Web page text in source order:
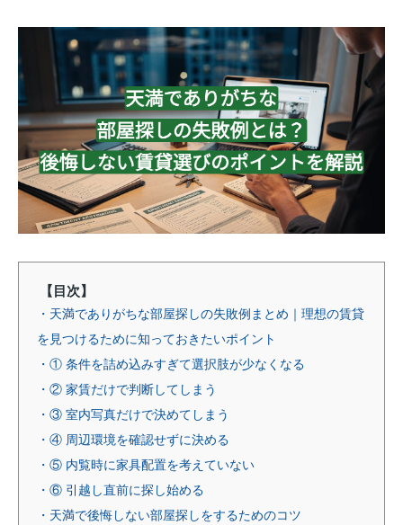
【目次】
・天満でありがちな部屋探しの失敗例まとめ｜理想の賃貸
を見つけるために知っておきたいポイント
・① 条件を詰め込みすぎて選択肢が少なくなる
・② 家賃だけで判断してしまう
・③ 室内写真だけで決めてしまう
・④ 周辺環境を確認せずに決める
・⑤ 内覧時に家具配置を考えていない
・⑥ 引越し直前に探し始める
・天満で後悔しない部屋探しをするためのコツ